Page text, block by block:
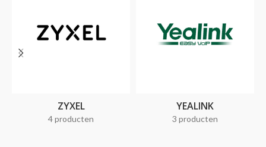
ZYXEL
4 producten
YEALINK
3 producten